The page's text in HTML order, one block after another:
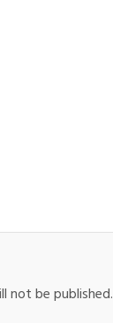
not be published.